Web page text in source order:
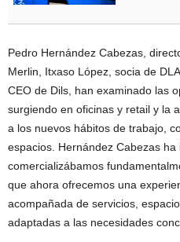
Pedro Hernández Cabezas,
Merlin, Itxaso López, socia de
CEO de Dils, han examinado las
surgiendo en oficinas y retail y la
a los nuevos hábitos de trabajo,
espacios. Hernández Cabezas ha
comercializábamos
que ahora ofrecemos una
acompañada de servicios,
adaptadas a las necesidades